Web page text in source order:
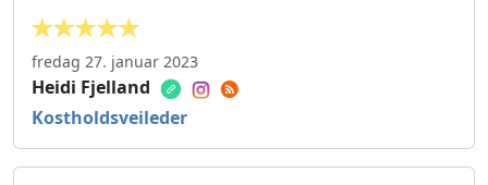
fredag 27. januar 2023
Heidi Fjelland
Kostholdsveileder